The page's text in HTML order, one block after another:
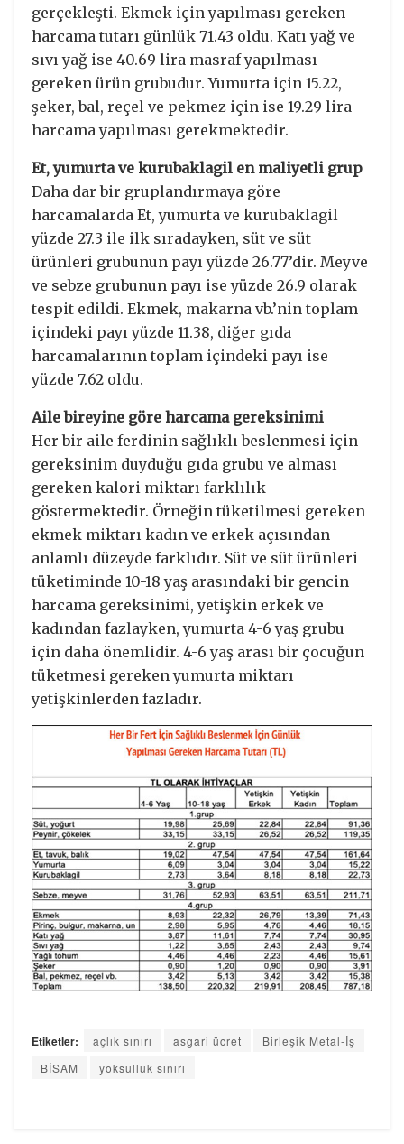
gerçekleşti. Ekmek için yapılması gereken
harcama tutarı günlük 71.43 oldu. Katı yağ ve
sıvı yağ ise 40.69 lira masraf yapılması
gereken ürün grubudur. Yumurta için 15.22,
şeker, bal, reçel ve pekmez için ise 19.29 lira
harcama yapılması gerekmektedir.
Et, yumurta ve kurubaklagil en maliyetli grup
Daha dar bir gruplandırmaya göre
harcamalarda Et, yumurta ve kurubaklagil
yüzde 27.3 ile ilk sıradayken, süt ve süt
ürünleri grubunun payı yüzde 26.77’dir. Meyve
ve sebze grubunun payı ise yüzde 26.9 olarak
tespit edildi. Ekmek, makarna vb.’nin toplam
içindeki payı yüzde 11.38, diğer gıda
harcamalarının toplam içindeki payı ise
yüzde 7.62 oldu.
Aile bireyine göre harcama gereksinimi
Her bir aile ferdinin sağlıklı beslenmesi için
gereksinim duyduğu gıda grubu ve alması
gereken kalori miktarı farklılık
göstermektedir. Örneğin tüketilmesi gereken
ekmek miktarı kadın ve erkek açısından
anlamlı düzeyde farklıdır. Süt ve süt ürünleri
tüketiminde 10-18 yaş arasındaki bir gencin
harcama gereksinimi, yetişkin erkek ve
kadından fazlayken, yumurta 4-6 yaş grubu
için daha önemlidir. 4-6 yaş arası bir çocuğun
tüketmesi gereken yumurta miktarı
yetişkinlerden fazladır.
Etiketler: açlık sınırı asgari ücret
Birleşik Metal-İş
BİSAM
yoksulluk sınırı